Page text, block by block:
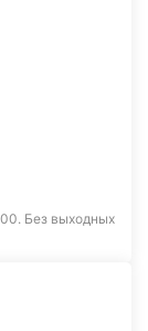
Без выходных